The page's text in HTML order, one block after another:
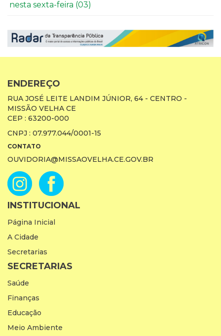
nesta sexta-feira (03)
ENDEREÇO
RUA JOSÉ LEITE LANDIM JÚNIOR, 64 - CENTRO -
MISSÃO VELHA CE
CEP : 63200-000
CNPJ : 07.977.044/0001-15
CONTATO
OUVIDORIA@MISSAOVELHA.CE.GOV.BR
INSTITUCIONAL
Página Inicial
A Cidade
Secretarias
SECRETARIAS
Saúde
Finanças
Educação
Meio Ambiente